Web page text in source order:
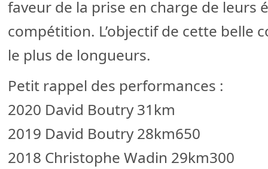
faveur de la prise en charge de leurs
compétition. L’objectif de cette belle
le plus de longueurs.
Petit rappel des performances :
2020 David Boutry 31km
2019 David Boutry 28km650
2018 Christophe Wadin 29km300